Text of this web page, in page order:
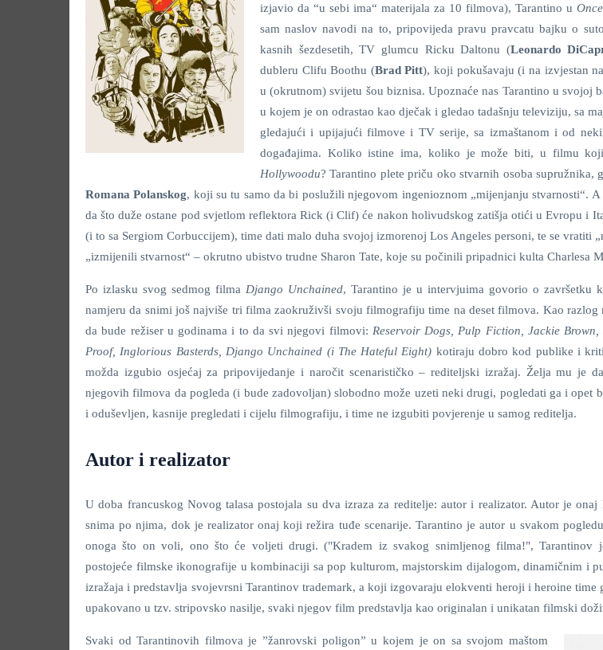
izjavio da “u sebi ima“ materijala za 10 filmova), Tarantino u
sam naslov navodi na to, pripovijeda pravu pravcatu bajku o
kasnih šezdesetih, TV glumcu Ricku Daltonu (Leonardo
dubleru Clifu Boothu (Brad Pitt), koji pokušavaju (i na izvjestan
u (okrutnom) svijetu šou biznisa. Upoznaće nas Tarantino u svojoj
u kojem je on odrastao kao dječak i gledao tadašnju televiziju, sa
gledajući i upijajući filmove i TV serije, sa izmaštanom i od
događajima. Koliko istine ima, koliko je može biti, u filmu
Hollywoodu? Tarantino plete priču oko stvarnih osoba supružnika,
Romana Polanskog, koji su tu samo da bi poslužili njegovom ingenioznom „mijenjanju stvarnosti“.
da što duže ostane pod svjetlom reflektora Rick (i Clif) će nakon holivudskog zatišja otići u Evropu i
(i to sa Sergiom Corbuccijem), time dati malo duha svojoj izmorenoj Los Angeles personi, te se vratiti
„izmijenili stvarnost“ – okrutno ubistvo trudne Sharon Tate, koje su počinili pripadnici kulta Charlesa
Po izlasku svog sedmog filma Django Unchained, Tarantino je u intervjuima govorio o završetku
namjeru da snimi još najviše tri filma zaokruživši svoju filmografiju time na deset filmova. Kao razlog
da bude režiser u godinama i to da svi njegovi filmovi: Reservoir Dogs, Pulp Fiction, Jackie
Proof, Inglorious Basterds, Django Unchained (i The Hateful Eight) kotiraju dobro kod publike i
možda izgubio osjećaj za pripovijedanje i naročit scenarističko – rediteljski izražaj. Želja mu je
njegovih filmova da pogleda (i bude zadovoljan) slobodno može uzeti neki drugi, pogledati ga i opet
i oduševljen, kasnije pregledati i cijelu filmografiju, i time ne izgubiti povjerenje u samog reditelja.
Autor i realizator
U doba francuskog Novog talasa postojala su dva izraza za reditelje: autor i realizator. Autor je
snima po njima, dok je realizator onaj koji režira tuđe scenarije. Tarantino je autor u svakom
onoga što on voli, ono što će voljeti drugi. ("Kradem iz svakog snimljenog filma!", Tarantinov
postojeće filmske ikonografije u kombinaciji sa pop kulturom, majstorskim dijalogom, dinamičnim i
izražaja i predstavlja svojevrsni Tarantinov trademark, a koji izgovaraju elokventi heroji i heroine time
upakovano u tzv. stripovsko nasilje, svaki njegov film predstavlja kao originalan i unikatan filmski
Svaki od Tarantinovih filmova je ”žanrovski poligon” u kojem je on sa svojom maštom